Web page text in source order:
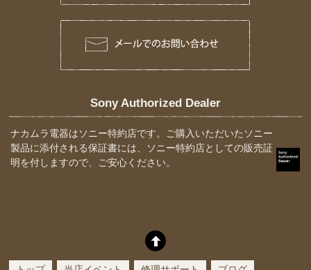
Sony Authorized Dealer
ナカムラ電器はソニー特約店です。ご購入いただいたソニー
製品に添付される保証書には、ソニー特約店としての販売証
明を付しますので、ご安心ください。